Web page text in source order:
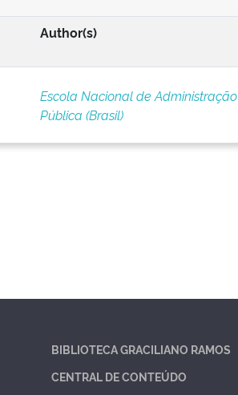
Author(s)
Escola Nacional de Administração
Pública (Brasil)
BIBLIOTECA GRACILIANO RAMOS
CENTRAL DE CONTEÚDO